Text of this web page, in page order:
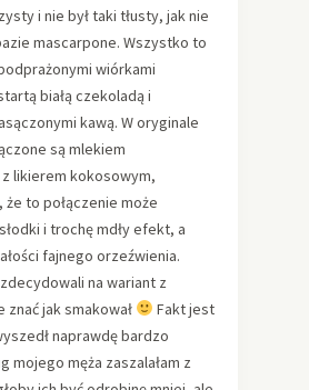
i nie był taki tłusty, jak nie
mascarpone. Wszystko to
wiórkami
białą czekoladą i
kawą. W oryginale
są mlekiem
likierem kokosowym,
że to połączenie może
i trochę mdły efekt, a
fajnego orzeźwienia.
na wariant z
jak smakował
Fakt jest
naprawdę bardzo
mojego męża zaszalałam z